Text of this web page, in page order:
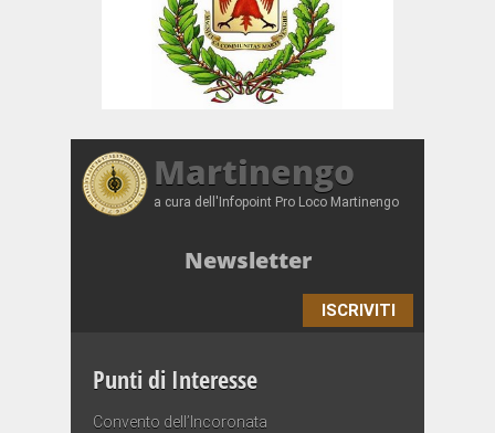
Martinengo
a cura dell'Infopoint Pro Loco Martinengo
Newsletter
ISCRIVITI
Punti di Interesse
Convento dell’Incoronata